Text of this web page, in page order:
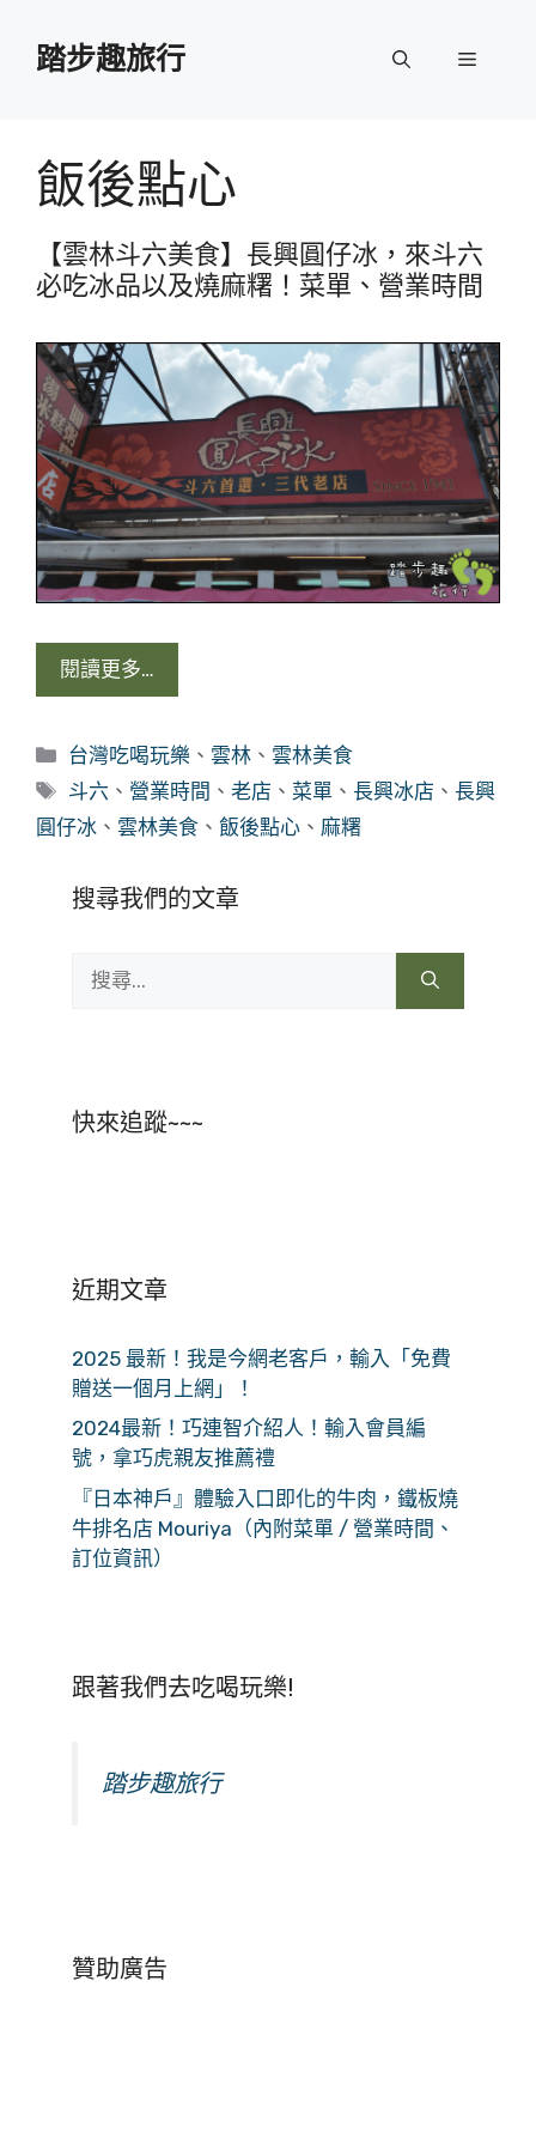
踏步趣旅行 選
飯後點心
【雲林斗六美食】長興圓仔冰，來斗六
必吃冰品以及燒麻糬！菜單、營業時間
閱讀更多…
分
類
台灣吃喝玩樂 、雲林 、雲林美食
標
籤
斗六 、 營業時間 、老店 、 菜單 、長興冰店 、長興
圓仔冰 、 雲林美食 、 飯後點心 、 麻糬
搜尋我們的文章
尋:
快來追蹤~~~
近期文章
2025 最新！我是今網老客戶，輸入「免費
贈送一個月上網」！
2024最新！巧連智介紹人！輸入會員編
號，拿巧虎親友推薦禮
『日本神戶』體驗入口即化的牛肉，鐵板燒
牛排名店 Mouriya（內附菜單 / 營業時間、
訂位資訊）
跟著我們去吃喝玩樂!
踏步趣旅行
贊助廣告